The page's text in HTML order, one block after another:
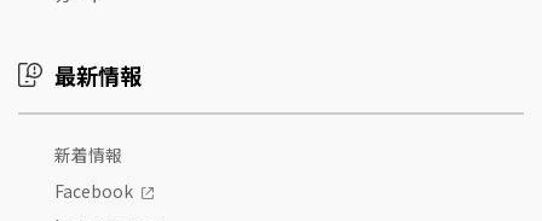
最新情報
新着情報
Facebook